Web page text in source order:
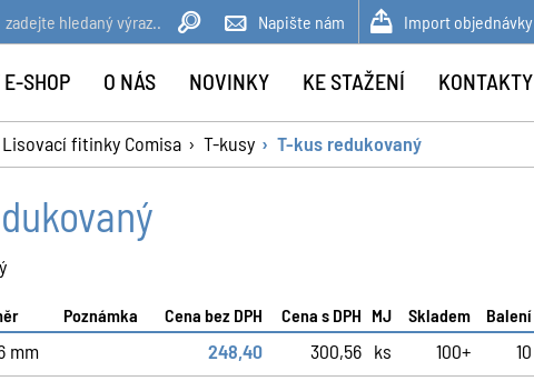
Lisovací fitinky Comisa T-kusy T-kus redukovaný
Poznámka Cena bez DPH Cena s DPH MJ Skladem Balení
mm 248,40 300,56 ks 100+
10
Napište nám Import objednávky
SHOP O NÁS NOVINKY KE STAŽENÍ KONTAKTY